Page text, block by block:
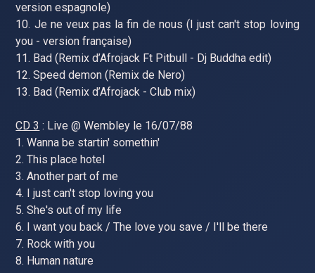
version espagnole)
10. Je ne veux pas la fin de nous (I just can't stop loving
you - version française)
11. Bad (Remix d’Afrojack Ft Pitbull - Dj Buddha edit)
12. Speed demon (Remix de Nero)
13. Bad (Remix d’Afrojack - Club mix)
CD 3 : Live @ Wembley le 16/07/88
1. Wanna be startin' somethin'
2. This place hotel
3. Another part of me
4. I just can't stop loving you
5. She's out of my life
6. I want you back / The love you save / I'll be there
7. Rock with you
8. Human nature